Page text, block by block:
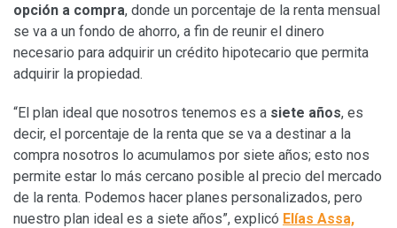
opción a compra, donde un porcentaje de la renta mensual
se va a un fondo de ahorro, a fin de reunir el dinero
necesario para adquirir un crédito hipotecario que permita
adquirir la propiedad.
“El plan ideal que nosotros tenemos es a siete años, es
decir, el porcentaje de la renta que se va a destinar a la
compra nosotros lo acumulamos por siete años; esto nos
permite estar lo más cercano posible al precio del mercado
de la renta. Podemos hacer planes personalizados, pero
nuestro plan ideal es a siete años”, explicó Elías Assa,